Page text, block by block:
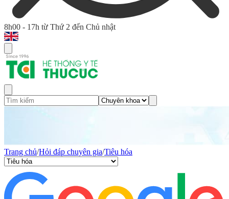
8h00 - 17h từ Thứ 2 đến Chủ nhật
Trang chủ/Hỏi đáp chuyên gia/Tiêu hóa